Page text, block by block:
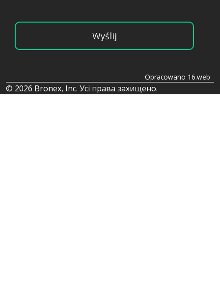
Wyślij
Opracowano 16.web
© 2026 Bronex, Inc. Усі права захищено.